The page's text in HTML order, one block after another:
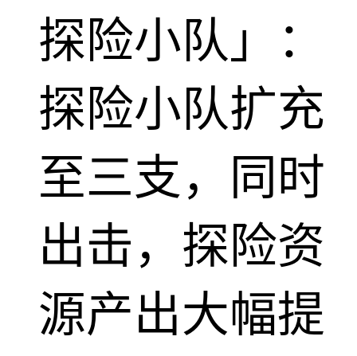
探险小队」：
探险小队扩充
至三支，同时
出击，探险资
源产出大幅提